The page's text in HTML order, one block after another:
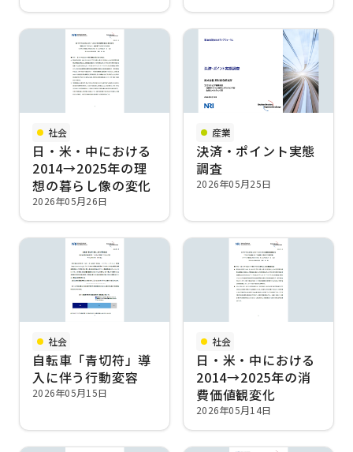
社会
日・米・中における
2014→2025年の理
想の暮らし像の変化
2026年05月26日
産業
決済・ポイント実態
調査
2026年05月25日
社会
自転車「青切符」導
入に伴う行動変容
2026年05月15日
社会
日・米・中における
2014→2025年の消
費価値観変化
2026年05月14日